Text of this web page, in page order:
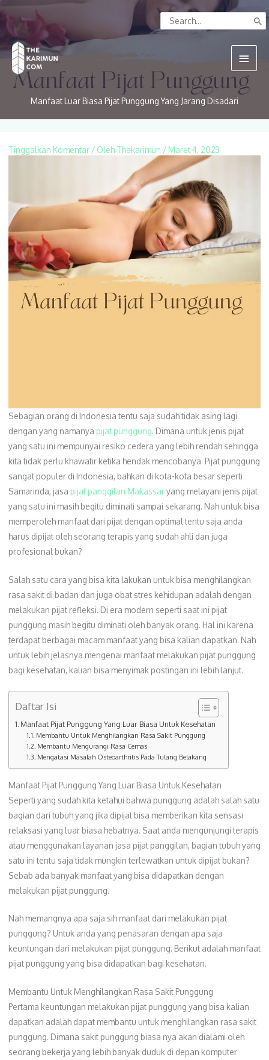
konten
Search
for:
Menu
Manfaat Luar Biasa Pijat Punggung Yang Jarang Disadari
Tinggalkan Komentar / Oleh Thekarimun / Maret 4, 2023
Sebagian orang di Indonesia tentu saja sudah tidak asing lagi
dengan yang namanya pijat punggung. Dimana untuk jenis pijat
yang satu ini mempunyai resiko cedera yang lebih rendah sehingga
kita tidak perlu khawatir ketika hendak mencobanya. Pijat punggung
sangat populer di Indonesia, bahkan di kota-kota besar seperti
Samarinda, jasa pijat panggilan Makassaryang melayani jenis pijat
yang satu ini masih begitu diminati sampai sekarang. Nah untuk bisa
memperoleh manfaat dari pijat dengan optimal tentu saja anda
harus dipijat oleh seorang terapis yang sudah ahli dan juga
profesional bukan?
Salah satu cara yang bisa kita lakukan untuk bisa menghilangkan
rasa sakit di badan dan juga obat stres kehidupan adalah dengan
melakukan pijat refleksi. Di era modern seperti saat ini pijat
punggung masih begitu diminati oleh banyak orang. Hal ini karena
terdapat berbagai macam manfaat yang bisa kalian dapatkan. Nah
untuk lebih jelasnya mengenai manfaat melakukan pijat punggung
bagi kesehatan, kalian bisa menyimak postingan ini lebih lanjut.
Daftar Isi
Manfaat Pijat Punggung Yang Luar Biasa Untuk Kesehatan
Membantu Untuk Menghilangkan Rasa Sakit Punggung
Membantu Mengurangi Rasa Cemas
Mengatasi Masalah Osteoarthritis Pada Tulang Belakang
Manfaat Pijat Punggung Yang Luar Biasa Untuk Kesehatan
Seperti yang sudah kita ketahui bahwa punggung adalah salah satu
bagian dari tubuh yang jika dipijat bisa memberikan kita sensasi
relaksasi yang luar biasa hebatnya. Saat anda mengunjungi terapis
atau menggunakan layanan jasa pijat panggilan, bagian tubuh yang
satu ini tentu saja tidak mungkin terlewatkan untuk dipijat bukan?
Sebab ada banyak manfaat yang bisa didapatkan dengan
melakukan pijat punggung.
Nah memangnya apa saja sih manfaat dari melakukan pijat
punggung? Untuk anda yang penasaran dengan apa saja
keuntungan dari melakukan pijat punggung. Berikut adalah manfaat
pijat punggung yang bisa didapatkan bagi kesehatan.
Membantu Untuk Menghilangkan Rasa Sakit Punggung
Pertama keuntungan melakukan pijat punggung yang bisa kalian
dapatkan adalah dapat membantu untuk menghilangkan rasa sakit
punggung. Dimana sakit punggung biasa nya akan dialami oleh
seorang bekerja yang lebih banyak duduk di depan komputer